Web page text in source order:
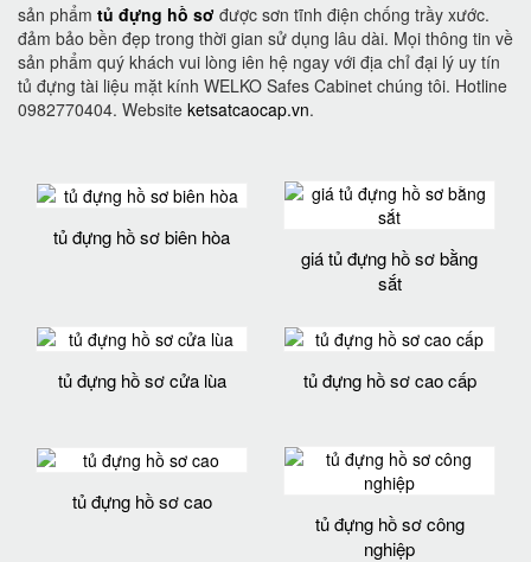
sản phẩm tủ đựng hồ sơ được sơn tĩnh điện chống trầy xước.
đảm bảo bền đẹp trong thời gian sử dụng lâu dài. Mọi thông tin về
sản phẩm quý khách vui lòng iên hệ ngay với địa chỉ đại lý uy tín
tủ đựng tài liệu mặt kính WELKO Safes Cabinet chúng tôi. Hotline
0982770404. Website ketsatcaocap.vn.
tủ đựng hồ sơ biên hòa
giá tủ đựng hồ sơ bằng
sắt
tủ đựng hồ sơ cửa lùa tủ đựng hồ sơ cao cấp
tủ đựng hồ sơ cao
tủ đựng hồ sơ công
nghiệp